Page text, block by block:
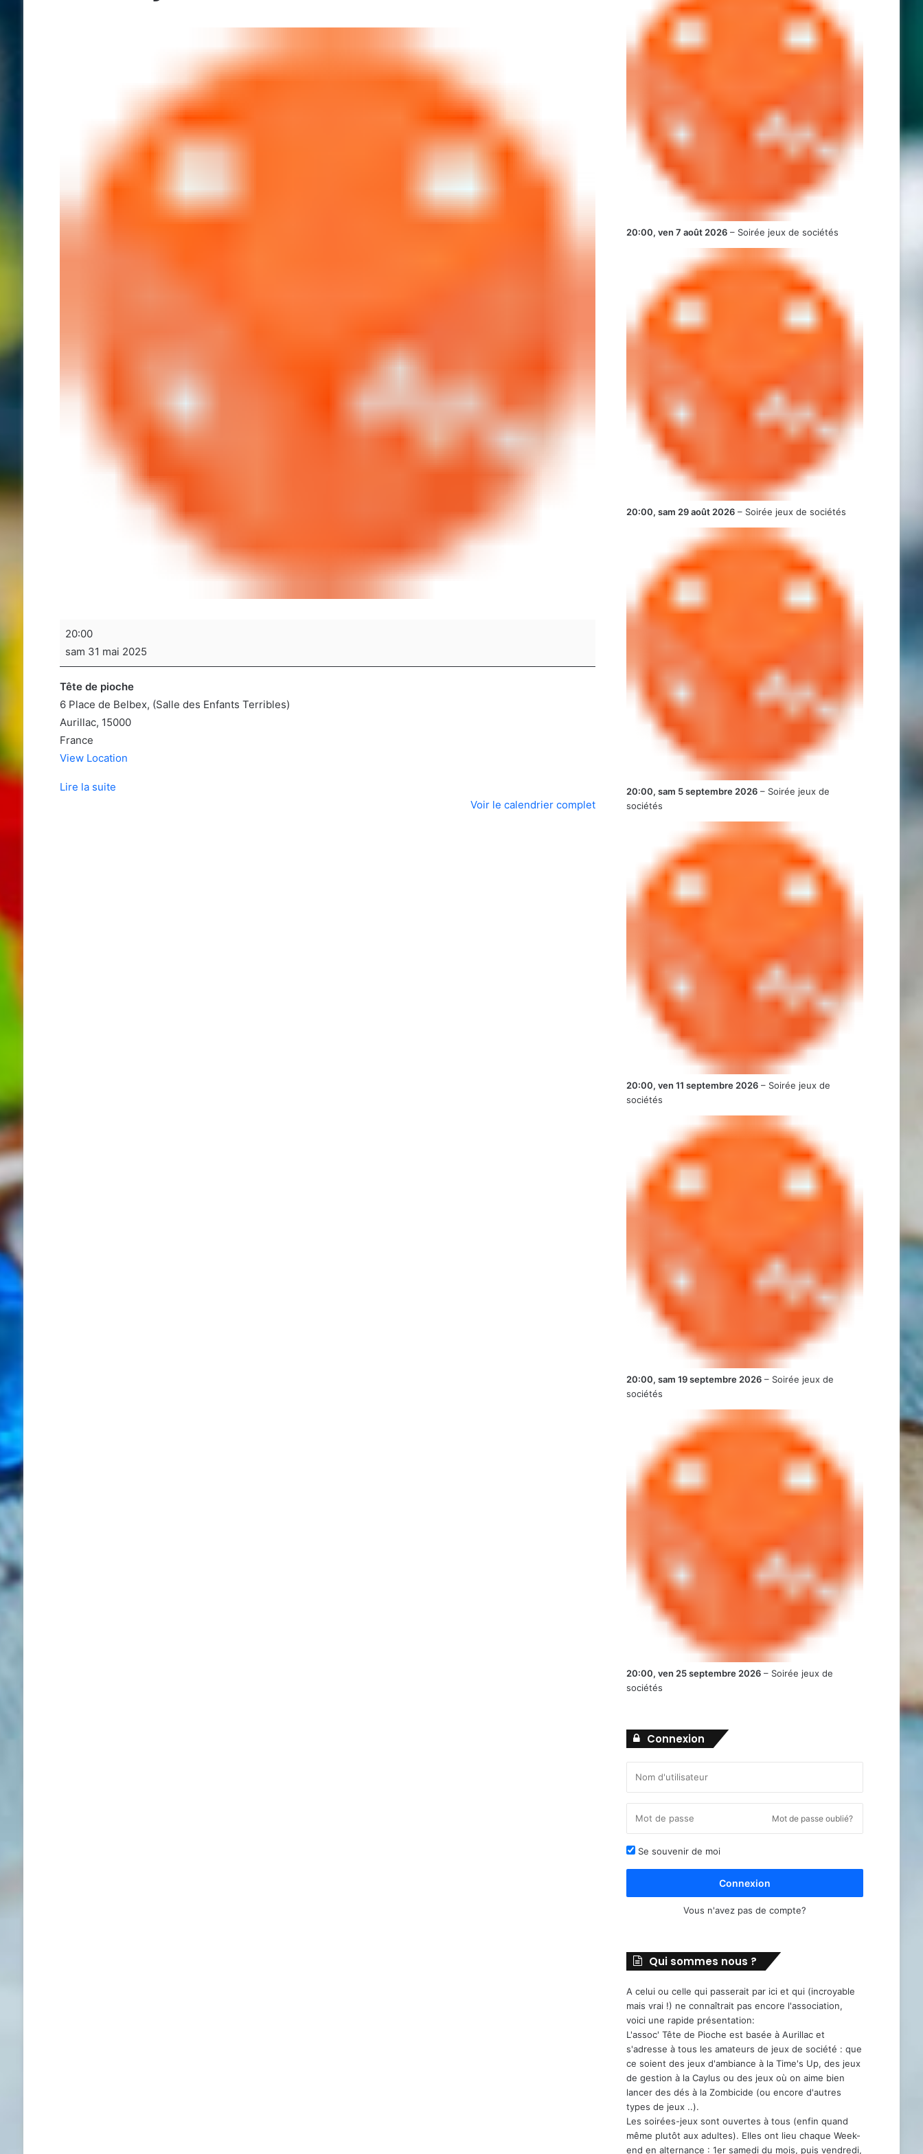
Soirée
de
sociétés
20:00
sam 31 mai 2025
Tête de pioche
6 Place de Belbex (Salle des Enfants Terribles)
Aurillac, 15000
France
View Location
Lire la suite
Voir le calendrier complet
20:00, ven 7 août 2026 – Soirée jeux de sociétés
20:00, sam 29 août 2026 – Soirée jeux de sociétés
20:00, sam 5 septembre 2026 – Soirée jeux de
sociétés
20:00, ven 11 septembre 2026 – Soirée jeux de
sociétés
20:00, sam 19 septembre 2026 – Soirée jeux de
sociétés
20:00, ven 25 septembre 2026 – Soirée jeux de
sociétés
Connexion
Mot de passe oublié?
Se souvenir de moi
Connexion
Vous n'avez pas de compte?
Qui sommes nous ?
A celui ou celle qui passerait par ici et qui (incroyable
mais vrai !) ne connaîtrait pas encore l'association,
voici une rapide présentation:
L'assoc' Tête de Pioche est basée à Aurillac et
s'adresse à tous les amateurs de jeux de société : que
ce soient des jeux d'ambiance à la Time's Up, des jeux
de gestion à la Caylus ou des jeux où on aime bien
lancer des dés à la Zombicide (ou encore d'autres
types de jeux ..).
Les soirées-jeux sont ouvertes à tous (enfin quand
même plutôt aux adultes). Elles ont lieu chaque Week-
end en alternance : 1er samedi du mois, puis vendredi,